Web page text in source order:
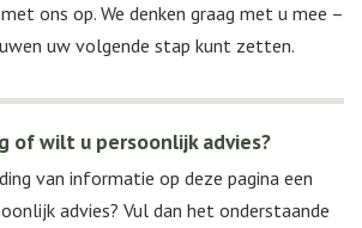
ons op. We denken graag met u mee –
uw volgende stap kunt zetten.
of wilt u persoonlijk advies?
van informatie op deze pagina een
advies? Vul dan het onderstaande